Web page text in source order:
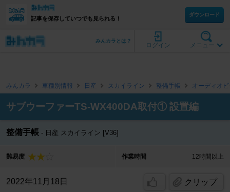
記事を保存していつでも見られる！
ダウンロード
メニュー
ログイン
みんカラとは？
みんカラ 車種別情報 日産 スカイライン 整備手帳 オーディオ
サブウーファーTS-WX400DA取付① 設置編
整備手帳 日産 スカイライン [V36]
難易度 作業時間 12時間以上
2022年11月18日 クリップ